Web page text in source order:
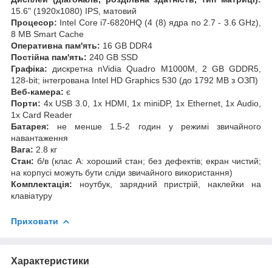
15.6" (1920x1080) IPS, матовий
Процесор: Intel Core i7-6820HQ (4 (8) ядра по 2.7 - 3.6 GHz),
8 MB Smart Cache
Оперативна пам'ять: 16 GB DDR4
Постійна пам'ять: 240 GB SSD
Графіка: дискретна nVidia Quadro M1000M, 2 GB GDDR5,
128-bit; інтегрована Intel HD Graphics 530 (до 1792 MB з ОЗП)
Веб-камера: є
Порти: 4x USB 3.0, 1x HDMI, 1x miniDP, 1x Ethernet, 1x Audio,
1x Card Reader
Батарея: не менше 1.5-2 годин у режимі звичайного
навантаження
Вага: 2.8 кг
Стан: б/в (клас А: хороший стан; без дефектів; екран чистий;
на корпусі можуть бути сліди звичайного використання)
Комплектація: ноутбук, зарядний пристрій, наклейки на
клавіатуру
Приховати
Характеристики